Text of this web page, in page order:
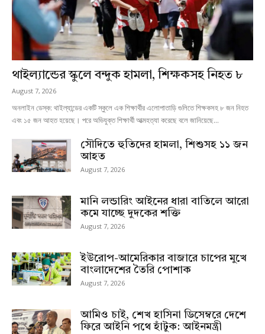
থাইল্যান্ডের স্কুলে বন্দুক হামলা, শিক্ষকসহ নিহত ৮
August 7, 2026
অনলাইন ডেস্ক: থাইল্যান্ডের একটি স্কুলে এক শিক্ষার্থীর এলোপাতাড়ি গুলিতে শিক্ষকসহ ৮ জন নিহত
এবং ১৫ জন আহত হয়েছে। পরে অভিযুক্ত শিক্ষার্থী আত্মহত্যা করেছে বলে জানিয়েছে...
সৌদিতে হুতিদের হামলা, শিশুসহ ১১ জন
আহত
August 7, 2026
মানি লন্ডারিং আইনের ধারা বাতিলে আরো
কমে যাচ্ছে দুদকের শক্তি
August 7, 2026
ইউরোপ-আমেরিকার বাজারে চাপের মুখে
বাংলাদেশের তৈরি পোশাক
August 7, 2026
আমিও চাই, শেখ হাসিনা ডিসেম্বরে দেশে
ফিরে আইনি পথে হাঁটুক: আইনমন্ত্রী